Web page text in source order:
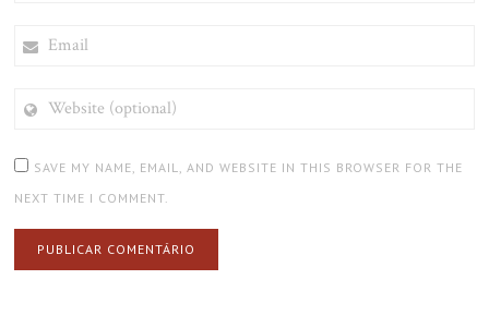
(OPTIONAL)
SAVE MY NAME, EMAIL, AND WEBSITE IN THIS BROWSER FOR THE
NEXT TIME I COMMENT.